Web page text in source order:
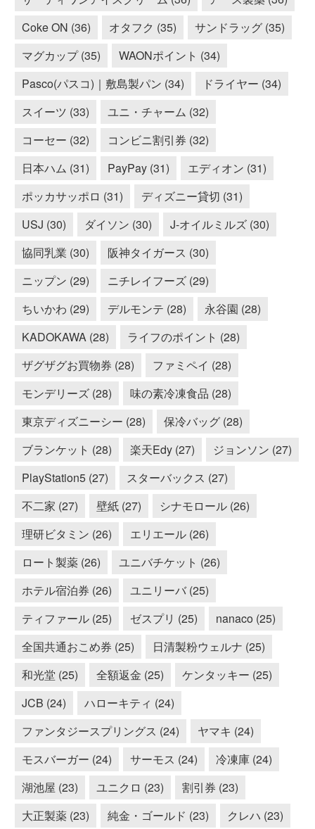
Coke ON (36)
オタフク (35)
サンドラッグ (35)
マグカップ (35)
WAONポイント (34)
Pasco(パスコ)｜敷島製パン (34)
ドライヤー (34)
スイーツ (33)
ユニ・チャーム (32)
コーセー (32)
コンビニ割引券 (32)
日本ハム (31)
PayPay (31)
エディオン (31)
ポッカサッポロ (31)
ディズニー貸切 (31)
USJ (30)
ダイソン (30)
J-オイルミルズ (30)
協同乳業 (30)
阪神タイガース (30)
ニップン (29)
ニチレイフーズ (29)
ちいかわ (29)
デルモンテ (28)
永谷園 (28)
KADOKAWA (28)
ライフのポイント (28)
ザグザグお買物券 (28)
ファミペイ (28)
モンデリーズ (28)
味の素冷凍食品 (28)
東京ディズニーシー (28)
保冷バッグ (28)
ブランケット (28)
楽天Edy (27)
ジョンソン (27)
PlayStation5 (27)
スターバックス (27)
不二家 (27)
壁紙 (27)
シナモロール (26)
理研ビタミン (26)
エリエール (26)
ロート製薬 (26)
ユニバチケット (26)
ホテル宿泊券 (26)
ユニリーバ (25)
ティファール (25)
ゼスプリ (25)
nanaco (25)
全国共通おこめ券 (25)
日清製粉ウェルナ (25)
和光堂 (25)
全額返金 (25)
ケンタッキー (25)
JCB (24)
ハローキティ (24)
ファンタジースプリングス (24)
ヤマキ (24)
モスバーガー (24)
サーモス (24)
冷凍庫 (24)
湖池屋 (23)
ユニクロ (23)
割引券 (23)
大正製薬 (23)
純金・ゴールド (23)
クレハ (23)